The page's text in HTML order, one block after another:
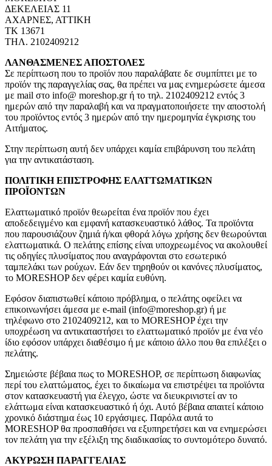
ΔΕΚΕΛΕΙΑΣ 11
ΑΧΑΡΝΕΣ, ΑΤΤΙΚΗ
ΤΚ 13671
ΤΗΛ. 2102409212
ΛΑΝΘΑΣΜΕΝΕΣ ΑΠΟΣΤΟΛΕΣ
Σε περίπτωση που το προϊόν που παραλάβατε δε συμπίπτει με το
προϊόν της παραγγελίας σας, θα πρέπει να μας ενημερώσετε άμεσα
με mail στο info@ moreshop.gr ή το τηλ. 2102409212 εντός 3
ημερών από την παραλαβή και να πραγματοποιήσετε την αποστολή
του προϊόντος εντός 3 ημερών από την ημερομηνία έγκρισης του
Αιτήματος.
Στην περίπτωση αυτή δεν υπάρχει καμία επιβάρυνση του πελάτη
για την αντικατάσταση.
ΠΟΛΙΤΙΚΗ ΕΠΙΣΤΡΟΦΗΣ ΕΛΑΤΤΩΜΑΤΙΚΩΝ
ΠΡΟΪΟΝΤΩΝ
Ελαττωματικό προϊόν θεωρείται ένα προϊόν που έχει
αποδεδειγμένο και εμφανή κατασκευαστικό λάθος. Τα προϊόντα
που παρουσιάζουν ζημιά ή/και φθορά λόγω χρήσης δεν θεωρούνται
ελαττωματικά. Ο πελάτης επίσης είναι υποχρεωμένος να ακολουθεί
τις οδηγίες πλυσίματος που αναγράφονται στο εσωτερικό
ταμπελάκι των ρούχων. Εάν δεν τηρηθούν οι κανόνες πλυσίματος,
το MORESHOP δεν φέρει καμία ευθύνη.
Εφόσον διαπιστωθεί κάποιο πρόβλημα, ο πελάτης οφείλει να
επικοινωνήσει άμεσα με e-mail (info@moreshop.gr) ή με
τηλέφωνο στο 2102409212, και το MORESHOP έχει την
υποχρέωση να αντικαταστήσει το ελαττωματικό προϊόν με ένα νέο
ίδιο εφόσον υπάρχει διαθέσιμο ή με κάποιο άλλο που θα επιλέξει ο
πελάτης.
Σημειώστε βέβαια πως το MORESHOP, σε περίπτωση διαφωνίας
περί του ελαττώματος, έχει το δικαίωμα να επιστρέψει τα προϊόντα
στον κατασκευαστή για έλεγχο, ώστε να διευκρινιστεί αν το
ελάττωμα είναι κατασκευαστικό ή όχι. Αυτό βέβαια απαιτεί κάποιο
χρονικό διάστημα έως 10 εργάσιμες. Παρόλα αυτά το
MORESHOP θα προσπαθήσει να εξυπηρετήσει και να ενημερώσει
τον πελάτη για την εξέλιξη της διαδικασίας το συντομότερο δυνατό.
ΑΚΥΡΩΣΗ ΠΑΡΑΓΓΕΛΙΑΣ